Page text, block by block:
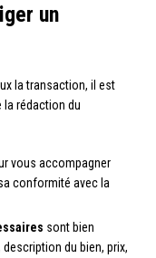
un
la transaction, il est
rédaction du
vous accompagner
conformité avec la
sont bien
du bien, prix,